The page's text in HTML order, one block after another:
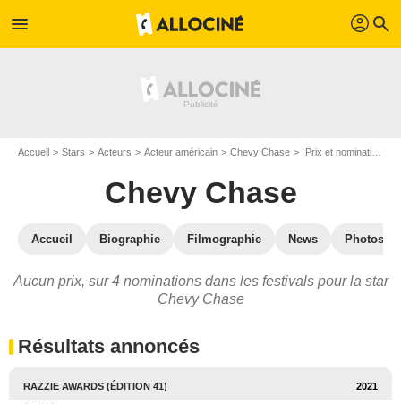
menu profil search
Accueil Stars Acteurs Acteur américain Chevy Chase Prix et nominations de Chevy Chase
Chevy Chase
Accueil Biographie Filmographie News Photos
Aucun prix, sur 4 nominations dans les festivals pour la star
Chevy Chase
Résultats annoncés
RAZZIE AWARDS (ÉDITION 41) 2021